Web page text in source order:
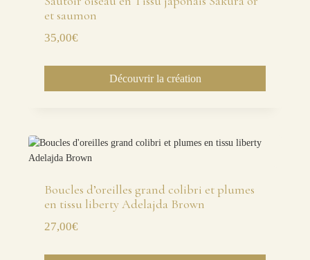
et saumon
35,00€
Découvrir la création
Boucles d’oreilles grand colibri et plumes
en tissu liberty Adelajda Brown
27,00€